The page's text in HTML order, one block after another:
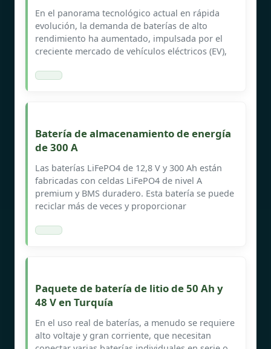
En el panorama tecnológico actual en rápida
evolución, la demanda de baterías de alto
rendimiento ha aumentado, impulsada por el
creciente mercado de vehículos eléctricos (EV),
Batería de almacenamiento de energía
de 300 A
Las baterías LiFePO4 de 12,8 V y 300 Ah están
fabricadas con celdas LiFePO4 de nivel A
premium y BMS duradero. Esta batería se puede
reciclar más de veces y proporcionar
Paquete de batería de litio de 50 Ah y
48 V en Turquía
En el uso real de baterías, a menudo se requiere
alto voltaje y gran corriente, que necesitan